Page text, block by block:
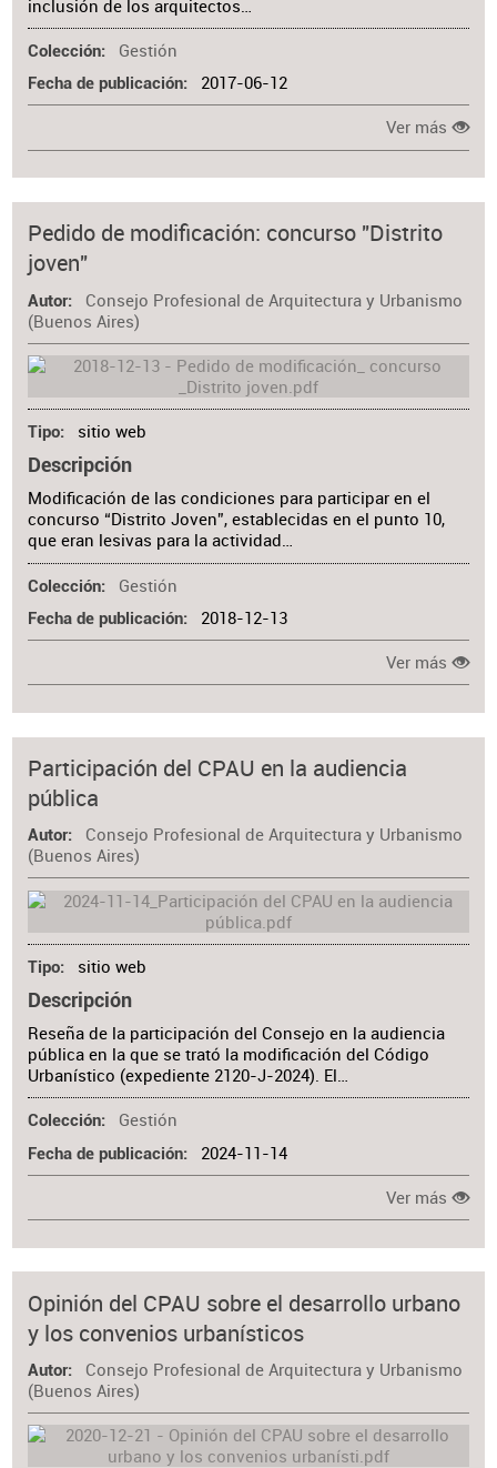
inclusión de los arquitectos…
Colección Gestión
Fecha de publicación 2017-06-12
Ver más
Pedido de modificación: concurso "Distrito
joven"
Autor
Consejo Profesional de Arquitectura y Urbanismo
(Buenos Aires)
Tipo sitio web
Descripción
Modificación de las condiciones para participar en el
concurso “Distrito Joven”, establecidas en el punto 10,
que eran lesivas para la actividad…
Colección Gestión
Fecha de publicación 2018-12-13
Ver más
Participación del CPAU en la audiencia
pública
Autor
Consejo Profesional de Arquitectura y Urbanismo
(Buenos Aires)
Tipo sitio web
Descripción
Reseña de la participación del Consejo en la audiencia
pública en la que se trató la modificación del Código
Urbanístico (expediente 2120-J-2024). El…
Colección Gestión
Fecha de publicación 2024-11-14
Ver más
Opinión del CPAU sobre el desarrollo urbano
y los convenios urbanísticos
Autor
Consejo Profesional de Arquitectura y Urbanismo
(Buenos Aires)